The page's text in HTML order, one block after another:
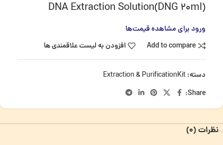
DNA Extraction Solution(DNG 20ml)
ورود برای مشاهده قیمت‌ها
Add to compare
افزودن به لیست علاقمندی ها
دسته:Extraction & PurificationKit
Share:
نظرات (0)